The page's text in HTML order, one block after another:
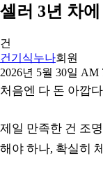
셀러 3년 차
건
건기식누나회원
2026년 5월 30일 AM
처음엔 다 돈 아깝
제일 만족한 건 조
해야 하나, 확실히